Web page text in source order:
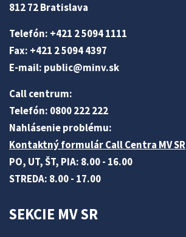
812 72 Bratislava
Telefón: +421 2 5094 1111
Fax: +421 2 5094 4397
E-mail: public@minv.sk
Call centrum:
Telefón: 0800 222 222
Nahlásenie problému:
Kontaktný formulár Call Centra MV SR
PO, UT, ŠT, PIA: 8.00 - 16.00
STREDA: 8.00 - 17.00
SEKCIE MV SR